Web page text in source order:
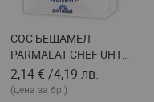
СОС БЕШАМЕЛ
PARMALAT CHEF UHT
200 МЛ
2,14 € /4,19 лв.
(цена за бр.)